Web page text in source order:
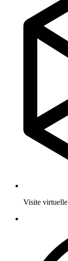
Visite virtuelle